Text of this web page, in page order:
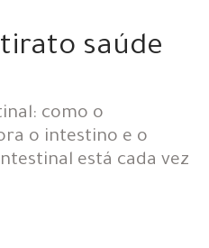
saúde
como o
o intestino e o
está cada vez